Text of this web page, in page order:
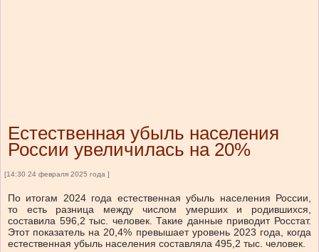
Естественная убыль населения
России увеличилась на 20%
[14:30 24 февраля 2025 года ]
По итогам 2024 года естественная убыль населения России,
то есть разница между числом умерших и родившихся,
составила 596,2 тыс. человек. Такие данные приводит Росстат.
Этот показатель на 20,4% превышает уровень 2023 года, когда
естественная убыль населения составляла 495,2 тыс. человек.